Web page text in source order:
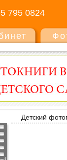
795 0824
Детский